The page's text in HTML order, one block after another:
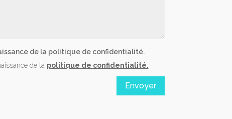
de la politique de confidentialité.
de la politique de confidentialité.
Envoyer